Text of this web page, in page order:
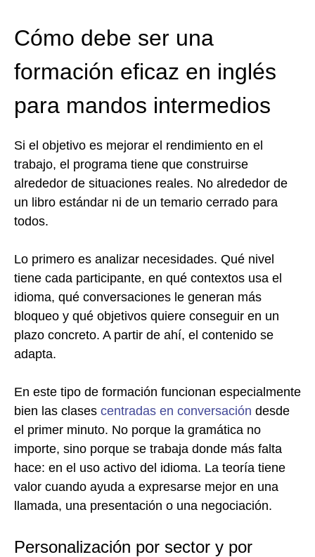
Cómo debe ser una
formación eficaz en inglés
para mandos intermedios
Si el objetivo es mejorar el rendimiento en el
trabajo, el programa tiene que construirse
alrededor de situaciones reales. No alrededor de
un libro estándar ni de un temario cerrado para
todos.
Lo primero es analizar necesidades. Qué nivel
tiene cada participante, en qué contextos usa el
idioma, qué conversaciones le generan más
bloqueo y qué objetivos quiere conseguir en un
plazo concreto. A partir de ahí, el contenido se
adapta.
En este tipo de formación funcionan especialmente
bien las clases centradas en conversación desde
el primer minuto. No porque la gramática no
importe, sino porque se trabaja donde más falta
hace: en el uso activo del idioma. La teoría tiene
valor cuando ayuda a expresarse mejor en una
llamada, una presentación o una negociación.
Personalización por sector y por